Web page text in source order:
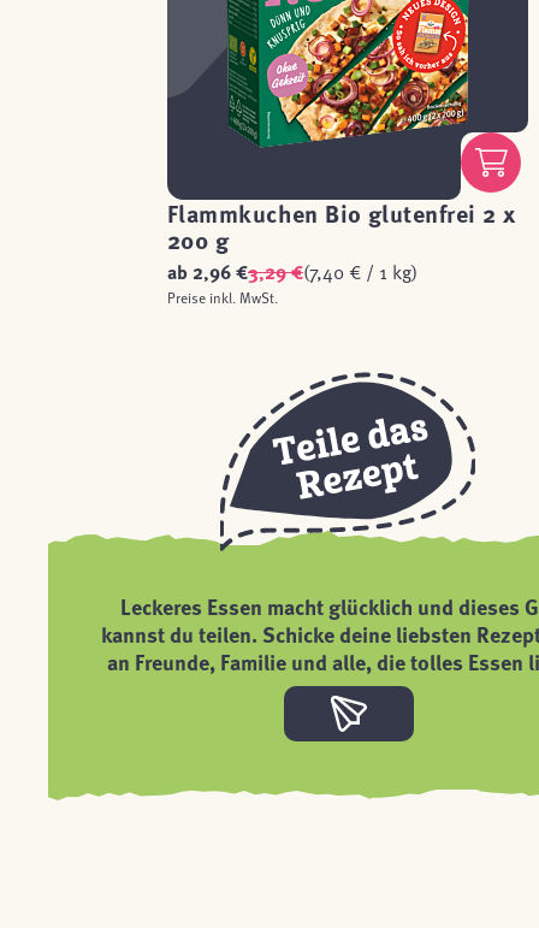
Flammkuchen Bio glutenfrei 2 x
200 g
ab 2,96 €3,29 €(7,40 € / 1 kg)
Preise inkl. MwSt.
Leckeres Essen macht glücklich und dieses
kannst du teilen. Schicke deine liebsten
an Freunde, Familie und alle, die tolles Essen